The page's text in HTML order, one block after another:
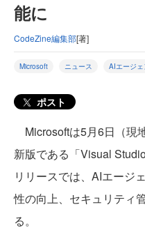
能に
CodeZine編集部[著]
Microsoft ニュース AIエージェ
ポスト
Microsoftは5月6日（現
新版である「Visual
リリースでは、AIエージ
性の向上、セキュリティ
る。